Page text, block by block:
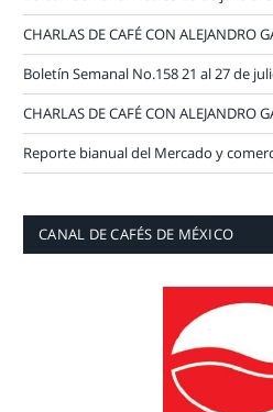
CHARLAS DE CAFÉ CON ALEJANDRO
Boletín Semanal No.158 21 al 27 de
CHARLAS DE CAFÉ CON ALEJANDRO
Reporte bianual del Mercado y
CANAL DE CAFÉS DE MÉXICO